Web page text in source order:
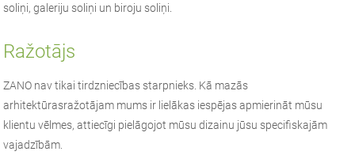
soliņi, galeriju soliņi un biroju soliņi.
Ražotājs
ZANO nav tikai tirdzniecības starpnieks. Kā mazās
arhitektūrasražotājam mums ir lielākas iespējas apmierināt mūsu
klientu vēlmes, attiecīgi pielāgojot mūsu dizainu jūsu specifiskajām
vajadzībām.